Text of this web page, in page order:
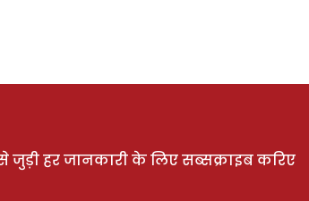
जुड़ी हर जानकारी के लिए सब्सक्राइब करिए